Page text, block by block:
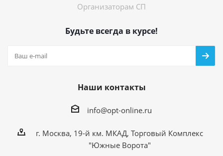
Организаторам СП
Будьте всегда в курсе!
Наши контакты
info@opt-online.ru
г. Москва, 19-й км. МКАД, Торговый Комплекс
"Южные Ворота"